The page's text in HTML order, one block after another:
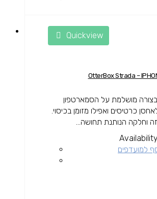
Quickview
מושלמת על הסמארטפון
כרטיסים ואפילו מזומן בכיסוי.
וחלקה הנותנת תחושה...
למועדפים